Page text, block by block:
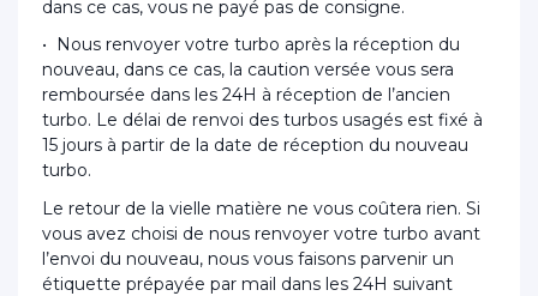
dans ce cas, vous ne payé pas de consigne.
• Nous renvoyer votre turbo après la réception du
nouveau, dans ce cas, la caution versée vous sera
remboursée dans les 24H à réception de l’ancien
turbo. Le délai de renvoi des turbos usagés est fixé à
15 jours à partir de la date de réception du nouveau
turbo.
Le retour de la vielle matière ne vous coûtera rien. Si
vous avez choisi de nous renvoyer votre turbo avant
l’envoi du nouveau, nous vous faisons parvenir un
étiquette prépayée par mail dans les 24H suivant